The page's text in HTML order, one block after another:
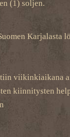
(1) soljen.
Karjalasta
viikinkiaikana
kiinnitysten